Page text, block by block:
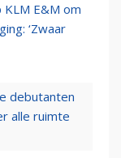
E&M om
‘Zwaar
debutanten
alle ruimte